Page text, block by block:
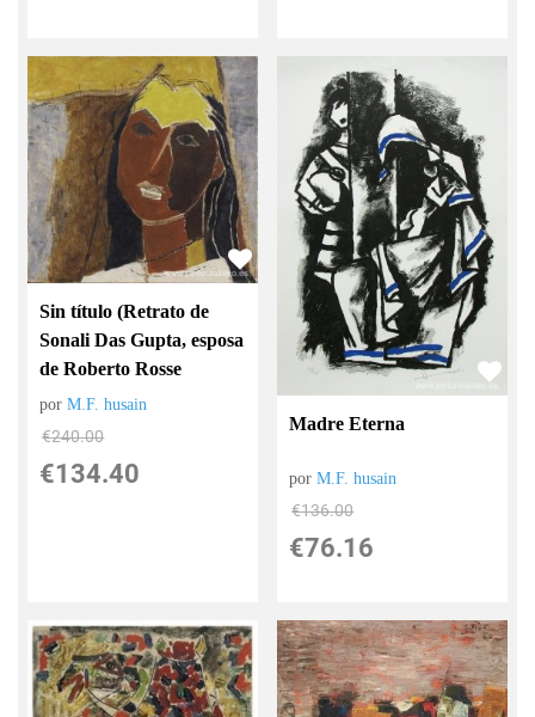
Sin título (Retrato de
Sonali Das Gupta, esposa
de Roberto Rosse
porM.F. husain
€240.00
€134.40
Madre Eterna
porM.F. husain
€136.00
€76.16